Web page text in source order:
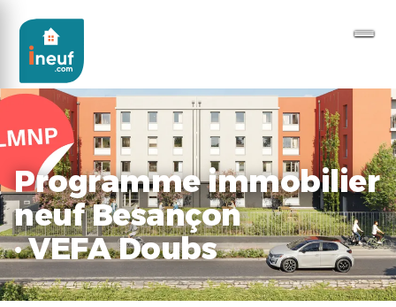
Programme immobilier
neuf Besançon
· VEFA Doubs